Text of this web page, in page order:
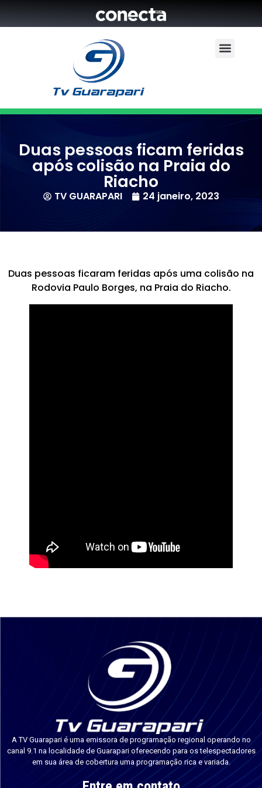
Duas pessoas ficam feridas
após colisão na Praia do
Riacho
TV GUARAPARI 24 janeiro, 2023
Duas pessoas ficaram feridas após uma colisão na
Rodovia Paulo Borges, na Praia do Riacho.
A TV Guarapari é uma emissora de programação regional operando no
canal 9.1 na localidade de Guarapari oferecendo para os telespectadores
em sua área de cobertura uma programação rica e variada.